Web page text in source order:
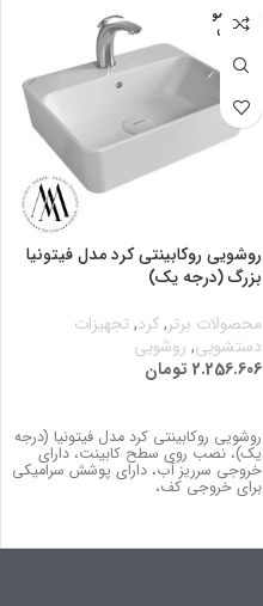
اتمام مو
جودی
روشویی روکابینتی کرد مدل فیتونیا
بزرگ (درجه یک)
محصولات برتر,کرد,تجهیزات
دستشویی, روشویی
2.256.606 تومان
روشویی روکابینتی کرد مدل فیتونیا (درجه
یک)، نصب روی سطح کابینت، دارای
خروجی سرریز آب، دارای پوشش سرامیکی
برای خروجی کف،